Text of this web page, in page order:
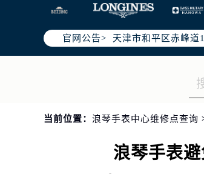
官网公告>
北京市东城区东长安
北京市朝阳区建国
天津市和平区赤峰道
上海市徐汇区虹桥路
南京市秦淮区中山
徐州市鼓楼区淮海东
盐城市盐都区世纪大
当前位置： 浪琴手表中心维修点查询
浪琴手表